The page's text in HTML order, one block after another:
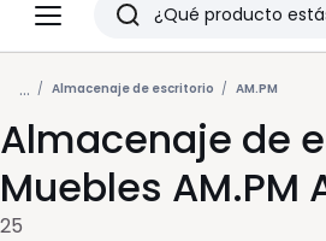
Menu
Redoute
Buscar
Últimos
artículos
vistos
... Almacenaje de escritorio AM.PM
Almacenaje de
Muebles AM.PM
25